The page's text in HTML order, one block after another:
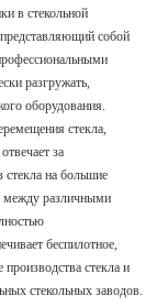
в стекольной
собой
разгружать,
оборудования.
стекла,
за
стекла на большие
между различными
беспилотное,
стекла и
стекольных заводов.